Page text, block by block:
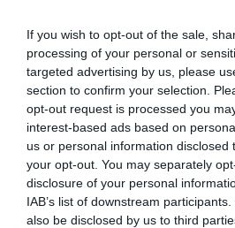
If you wish to opt-out of the sale,
processing of your personal or
targeted advertising by us, please
section to confirm your selection.
opt-out request is processed you
interest-based ads based on
us or personal information disclosed
your opt-out. You may separately
disclosure of your personal
IAB’s list of downstream
also be disclosed by us to third
TAGS: ΗΠΑ ΙΡΑΝ ΠΑΚΙΣΤΑΝ
Δείτε μας ζωντανά στο
Twitch,X,Telegram